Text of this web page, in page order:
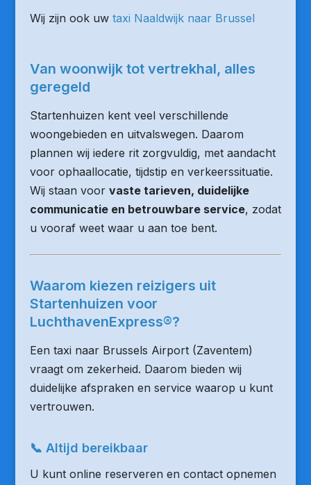
Wij zijn ook uw taxi Naaldwijk naar Brussel
Van woonwijk tot vertrekhal, alles
geregeld
Startenhuizen kent veel verschillende
woongebieden en uitvalswegen. Daarom
plannen wij iedere rit zorgvuldig, met aandacht
voor ophaallocatie, tijdstip en verkeerssituatie.
Wij staan voor vaste tarieven, duidelijke
communicatie en betrouwbare service, zodat
u vooraf weet waar u aan toe bent.
Waarom kiezen reizigers uit
Startenhuizen voor
LuchthavenExpress®?
Een taxi naar Brussels Airport (Zaventem)
vraagt om zekerheid. Daarom bieden wij
duidelijke afspraken en service waarop u kunt
vertrouwen.
📞 Altijd bereikbaar
U kunt online reserveren en contact opnemen